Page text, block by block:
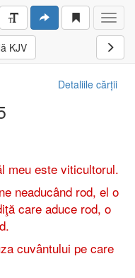
KJV
Detaliile cărții
meu este viticultorul.
neaducând rod, el o
care aduce rod, o
cuvântului pe care